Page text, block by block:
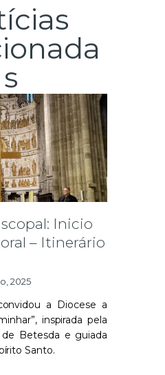
s
Inicio
– Itinerário
2025
a Diocese a
inspirada pela
Betesda e guiada
Santo.